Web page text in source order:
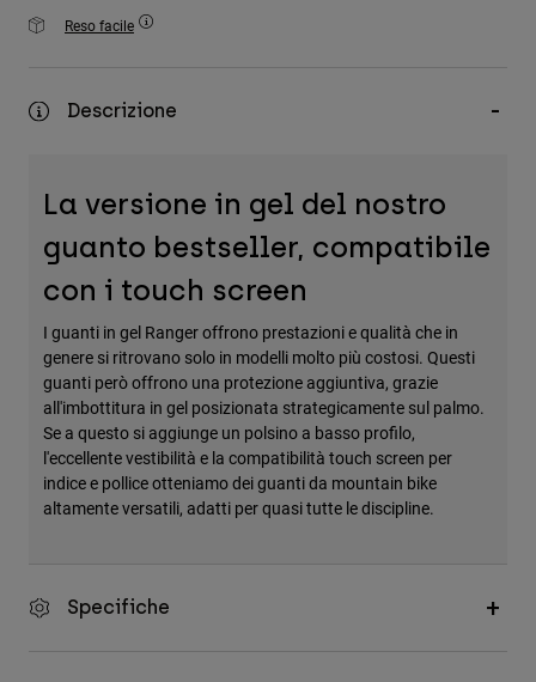
Accessori
Borse e zaini
Reso facile
Descrizione
La versione in gel del nostro
guanto bestseller, compatibile
con i touch screen
I guanti in gel Ranger offrono prestazioni e qualità che in
genere si ritrovano solo in modelli molto più costosi. Questi
guanti però offrono una protezione aggiuntiva, grazie
all'imbottitura in gel posizionata strategicamente sul palmo.
Se a questo si aggiunge un polsino a basso profilo,
l'eccellente vestibilità e la compatibilità touch screen per
indice e pollice otteniamo dei guanti da mountain bike
altamente versatili, adatti per quasi tutte le discipline.
Specifiche